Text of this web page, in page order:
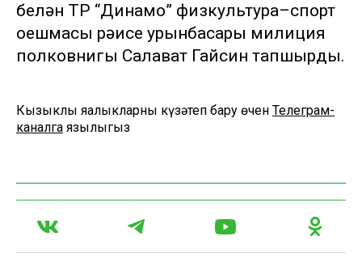
белән ТР “Динамо” физкультура–спорт
оешмасы рәисе урынбасары милиция
полковнигы Салават Гайсин тапшырды.
Кызыклы яңалыкларны күзәтеп бару өчен Телеграм-
каналга язылыгыз